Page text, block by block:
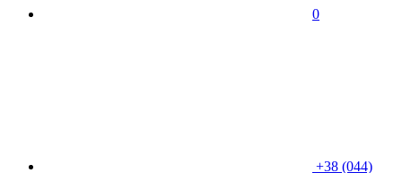
0
+38 (044)